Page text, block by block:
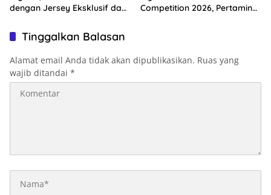
dengan Jersey Eksklusif dan
Competition 2026, Pertamina
Tinggalkan Balasan
Alamat email Anda tidak akan dipublikasikan. Ruas yang
wajib ditandai *